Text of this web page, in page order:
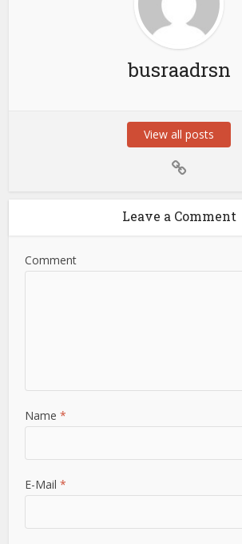
busraadrsn
View all posts
Leave a Comment
Comment
Name*
E-Mail*